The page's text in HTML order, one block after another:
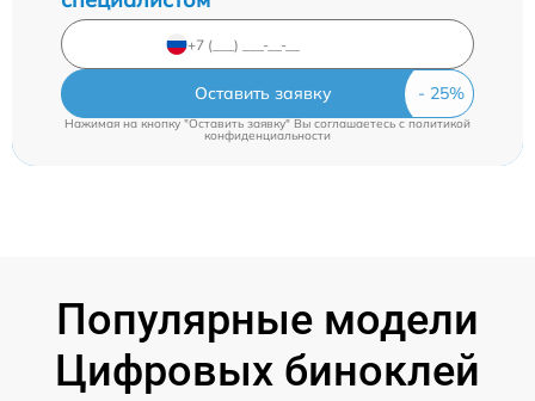
Оставить заявку
Нажимая на кнопку "Оставить заявку" Вы соглашаетесь cполитикой
конфиденциальности
Популярные модели
Цифровых биноклей